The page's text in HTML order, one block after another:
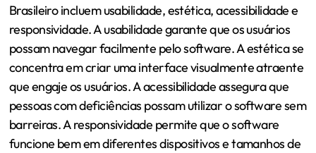
Brasileiro incluem usabilidade, estética, acessibilidade e
responsividade. A usabilidade garante que os usuários
possam navegar facilmente pelo software. A estética se
concentra em criar uma interface visualmente atraente
que engaje os usuários. A acessibilidade assegura que
pessoas com deficiências possam utilizar o software sem
barreiras. A responsividade permite que o software
funcione bem em diferentes dispositivos e tamanhos de